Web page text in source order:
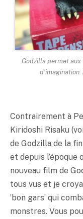
Godzilla permet
Contrairement à
Kiridoshi Risaku
de Godzilla de la
et depuis l’époque
nouveau film de
tous vus et je
’bon gars’ qui
monstres. Vous